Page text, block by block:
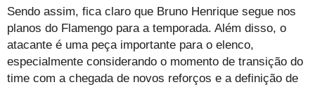
Sendo assim, fica claro que Bruno Henrique segue nos
planos do Flamengo para a temporada. Além disso, o
atacante é uma peça importante para o elenco,
especialmente considerando o momento de transição do
time com a chegada de novos reforços e a definição de